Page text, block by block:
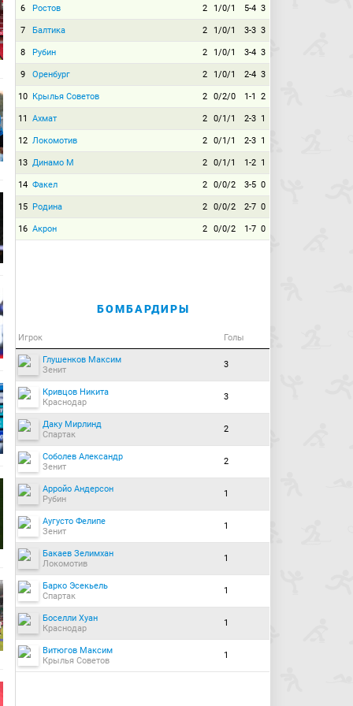
6 Ростов 2 1/0/1 5-4 3
7 Балтика 2 1/0/1 3-3 3
8 Рубин 2 1/0/1 3-4 3
9 Оренбург 2 1/0/1 2-4 3
10 Крылья Советов 2 0/2/0 1-1 2
11 Ахмат 2 0/1/1 2-3 1
12 Локомотив 2 0/1/1 2-3 1
13 Динамо М 2 0/1/1 1-2 1
14 Факел 2 0/0/2 3-5 0
15 Родина 2 0/0/2 2-7 0
16 Акрон 2 0/0/2 1-7 0
БОМБАРДИРЫ
Игрок Голы
Глушенков Максим
Зенит
3
Кривцов Никита
Краснодар
3
Даку Мирлинд
Спартак
2
Соболев Александр
Зенит
2
Арройо Андерсон
Рубин
1
Аугусто Фелипе
Зенит
1
Бакаев Зелимхан
Локомотив
1
Барко Эсекьель
Спартак
1
Боселли Хуан
Краснодар
1
Витюгов Максим
Крылья Советов
1